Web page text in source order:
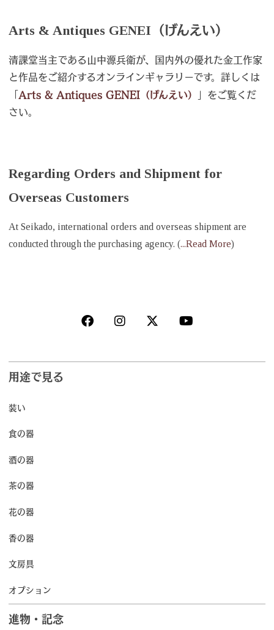
Arts & Antiques GENEI（げんえい）
清課堂当主である山中源兵衛が、国内外の優れた金工作家
と作品をご紹介するオンラインギャラリーです。詳しくは
Arts & Antiques GENEI（げんえい）
」をご覧くだ
さい。
Regarding Orders and Shipment for
Overseas Customers
At Seikado, international orders and overseas shipment are
conducted through the purchasing agency. (...Read More)
用途で見る
装い
食の器
酒の器
茶の器
花の器
香の器
文房具
オプション
進物・記念